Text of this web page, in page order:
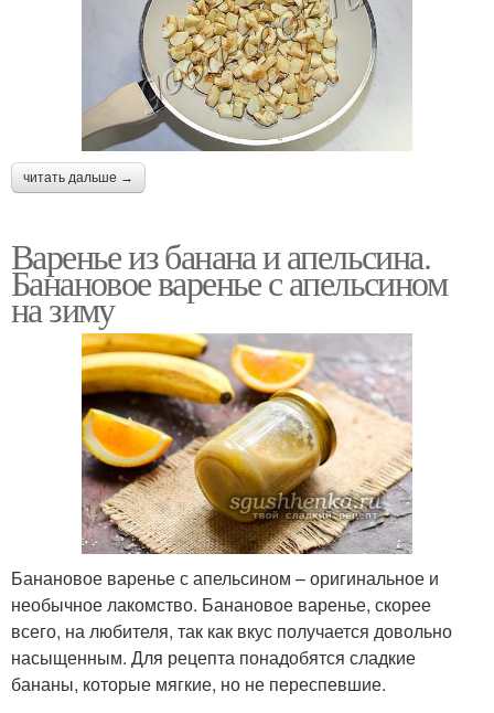
читать дальше →
Варенье из банана и апельсина.
Банановое варенье с апельсином
на зиму
Банановое варенье с апельсином – оригинальное и
необычное лакомство. Банановое варенье, скорее
всего, на любителя, так как вкус получается довольно
насыщенным. Для рецепта понадобятся сладкие
бананы, которые мягкие, но не переспевшие.